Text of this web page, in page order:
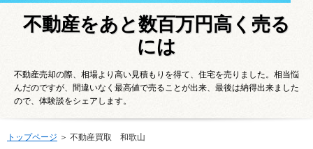
不動産をあと数百万円高く売る
には
不動産売却の際、相場より高い見積もりを得て、住宅を売りました。相当悩
んだのですが、間違いなく最高値で売ることが出来、最後は納得出来ました
ので、体験談をシェアします。
トップページ ＞ 不動産買取 和歌山